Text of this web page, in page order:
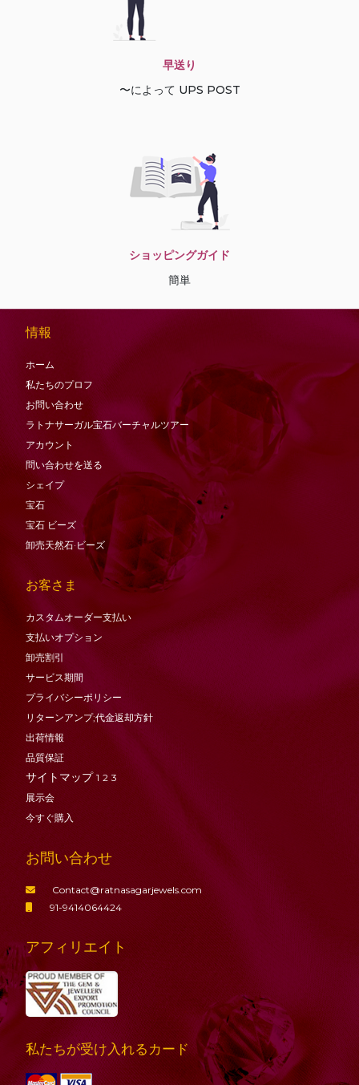
早送り
〜によって UPS POST
ショッピングガイド
簡単
情報
ホーム
私たちのプロフ
お問い合わせ
ラトナサーガル宝石バーチャ​​ルツアー
アカウント
問い合わせを送る
シェイプ
宝石
宝石 ビーズ
卸売天然石·ビーズ
お客さま
カスタムオーダー支払い
支払いオプション
卸売割引
サービス期間
プライバシーポリシー
リターンアンプ;代金返却方針
出荷情報
品質保証
サイトマップ 1 2 3
展示会
今すぐ購入
お問い合わせ
Contact@ratnasagarjewels.com
91-9414064424
アフィリエイト
私たちが受け入れるカード